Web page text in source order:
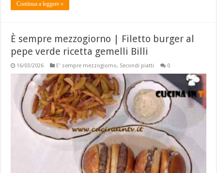
Continua a leggere »
È sempre mezzogiorno | Filetto burger al
pepe verde ricetta gemelli Billi
16/03/2026 E' sempre mezzogiorno, Secondi piatti 0